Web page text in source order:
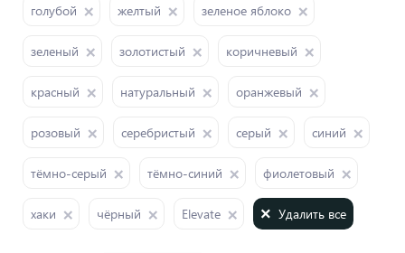
голубой желтый зеленое яблоко
зеленый золотистый коричневый
красный натуральный оранжевый
розовый серебристый серый синий
тёмно-серый тёмно-синий фиолетовый
хаки чёрный Elevate Удалить все